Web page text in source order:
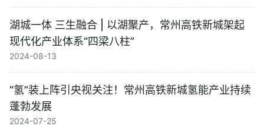
湖城一体 三生融合 | 以湖聚产，常州高铁新城架起
现代化产业体系“四梁八柱”
2024-08-13
“氢”装上阵引央视关注！常州高铁新城氢能产业持续
蓬勃发展
2024-07-25